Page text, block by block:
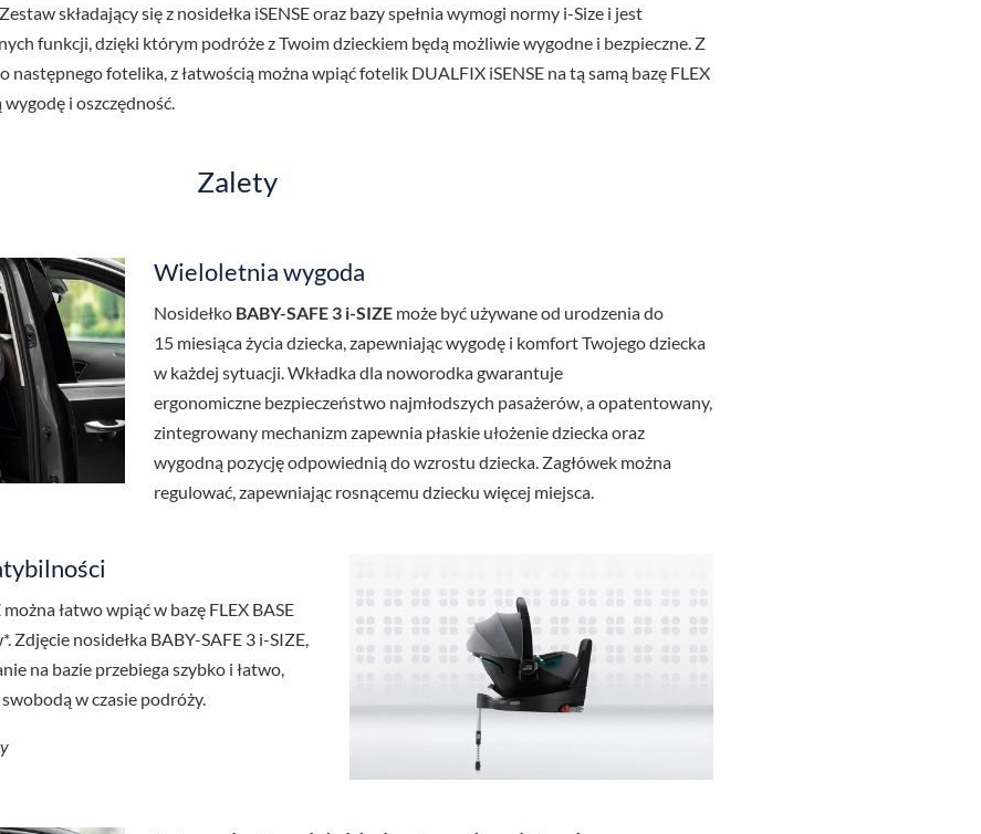
składający się z nosidełka iSENSE oraz bazy spełnia wymogi normy i-Size i jest
funkcji, dzięki którym podróże z Twoim dzieckiem będą możliwie wygodne i bezpieczne. Z
następnego fotelika, z łatwością można wpiąć fotelik DUALFIX iSENSE na tą samą bazę FLEX
wygodę i oszczędność.
Zalety
Wieloletnia wygoda
Nosidełko BABY-SAFE 3 i-SIZE może być używane od urodzenia do
15 miesiąca życia dziecka, zapewniając wygodę i komfort Twojego dziecka
w każdej sytuacji. Wkładka dla noworodka gwarantuje
ergonomiczne bezpieczeństwo najmłodszych pasażerów, a opatentowany,
zintegrowany mechanizm zapewnia płaskie ułożenie dziecka oraz
wygodną pozycję odpowiednią do wzrostu dziecka. Zagłówek można
regulować, zapewniając rosnącemu dziecku więcej miejsca.
można łatwo wpiąć w bazę FLEX BASE
Zdjęcie nosidełka BABY-SAFE 3 i-SIZE,
na bazie przebiega szybko i łatwo,
w czasie podróży.